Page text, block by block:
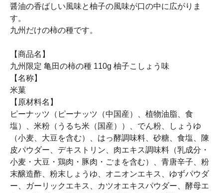
醤油の香ばしい風味と柚子の風味が口の中に広がりま
す。
九州だけの柿の種です。
【商品名】
九州限定 亀田の柿の種 110g 柚子こしょう味
【名称】
米菓
【原材料名】
ピーナッツ（ピーナッツ（中国産）、植物油脂、食
塩）、米粉（うるち米（国産））、でん粉、しょうゆ
（小麦、大豆を含む）、はっ酵調味料、砂糖、食塩、陳
皮パウダー、デキストリン、肉エキス調味料（乳成分・
小麦・大豆・鶏肉・豚肉・ごまを含む）、青唐辛子、粉
末醸造酢、粉末しょうゆ、オニオンエキス、ゆずパウダ
ー、ガーリックエキス、カツオエキスパウダー、酵母エ